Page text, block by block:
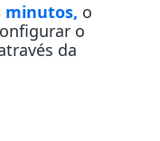
minutos, o
o
da